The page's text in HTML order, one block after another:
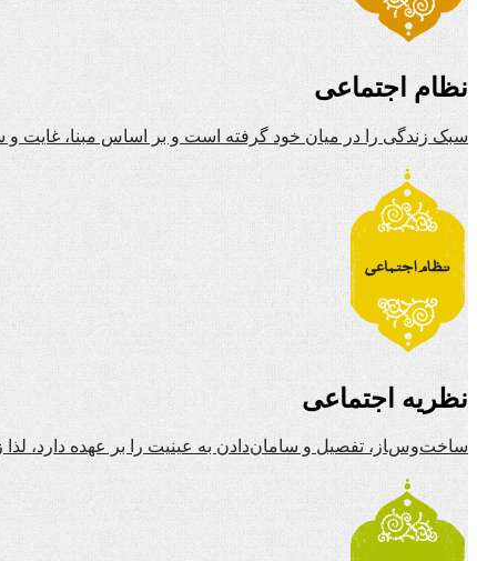
نظام اجتماعی
سبک زندگی را در میان خود گرفته است و بر اساس مبنا، غایت
نظریه اجتماعی
ساخت‌وساز، تفصیل و سامان‌دادن به عینیت را بر عهده دارد،